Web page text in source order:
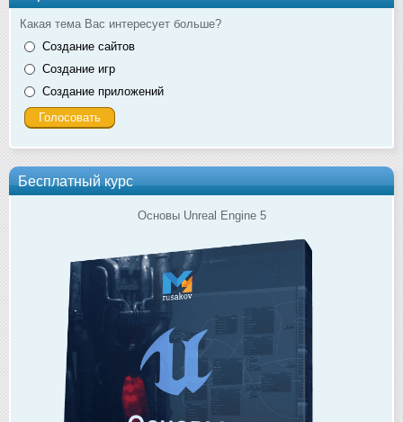
Какая тема Вас интересует больше?
Создание сайтов
Создание игр
Создание приложений
Бесплатный курс
Основы Unreal Engine 5